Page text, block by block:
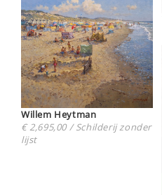
Willem Heytman
€ 2,695,00 / Schilderij zonder
lijst